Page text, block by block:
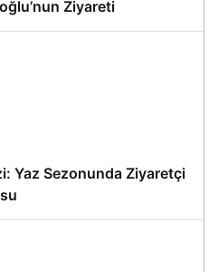
Ziyareti
Yaz Sezonunda Ziyaretçi